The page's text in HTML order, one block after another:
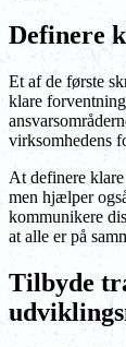
Definere
Et af de første
klare
virksomhedens
At definere
men hjælper
kommunikere
at alle er på
Tilbyde